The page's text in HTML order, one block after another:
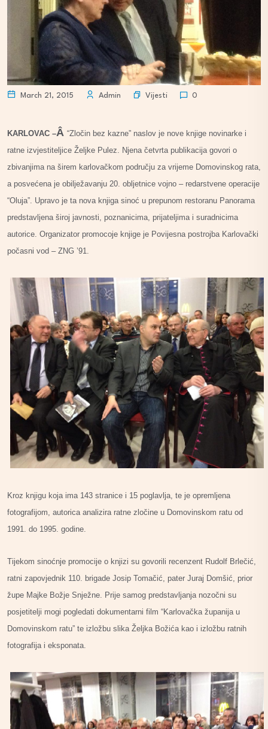
March 21, 2015 Admin Vijesti 0
KARLOVAC –Â “Zločin bez kazne” naslov je nove knjige novinarke i
ratne izvjestiteljice Željke Pulez. Njena četvrta publikacija govori o
zbivanjima na širem karlovačkom području za vrijeme Domovinskog rata,
a posvećena je obilježavanju 20. obljetnice vojno – redarstvene operacije
“Oluja”. Upravo je ta nova knjiga sinoć u prepunom restoranu Panorama
predstavljena široj javnosti, poznanicima, prijateljima i suradnicima
autorice. Organizator promocoje knjige je Povijesna postrojba Karlovački
počasni vod – ZNG ’91.
Kroz knjigu koja ima 143 stranice i 15 poglavlja, te je opremljena
fotografijom, autorica analizira ratne zločine u Domovinskom ratu od
1991. do 1995. godine.
Tijekom sinoćnje promocije o knjizi su govorili recenzent Rudolf Brlečić,
ratni zapovjednik 110. brigade Josip Tomačić, pater Juraj Domšić, prior
župe Majke Božje Snježne. Prije samog predstavljanja nozočni su
posjetitelji mogi pogledati dokumentarni film “Karlovačka županija u
Domovinskom ratu” te izložbu slika Željka Božića kao i izložbu ratnih
fotografija i eksponata.